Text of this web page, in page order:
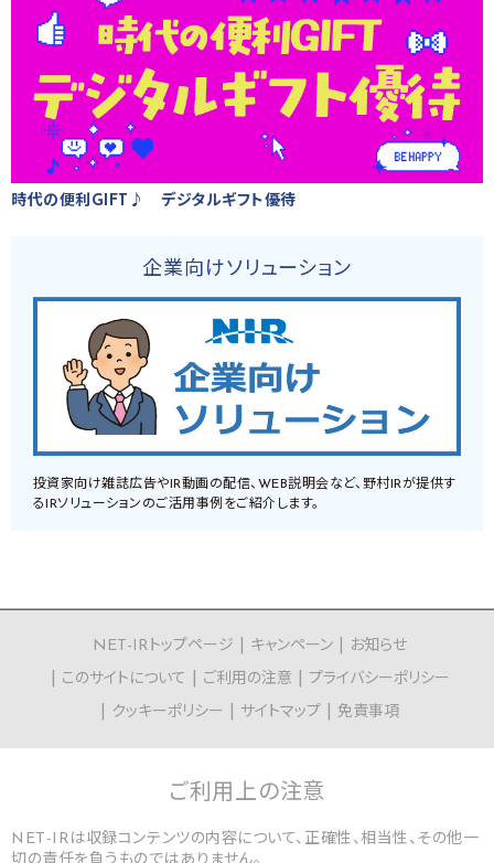
時代の便利GIFT♪ デジタルギフト優待
企業向けソリューション
投資家向け雑誌広告やIR動画の配信、WEB説明会など、野村IRが提供す
るIRソリューションのご活用事例をご紹介します。
NET-IRトップページ キャンペーン
お知らせ
このサイトについて
ご利用の注意
プライバシーポリシー
クッキーポリシー
サイトマップ 免責事項
ご利用上の注意
NET-IRは収録コンテンツの内容について、正確性、相当性、その他一